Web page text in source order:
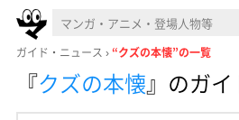
ガイド・ニュース “クズの本懐”の一覧
『クズの本懐』 のガ